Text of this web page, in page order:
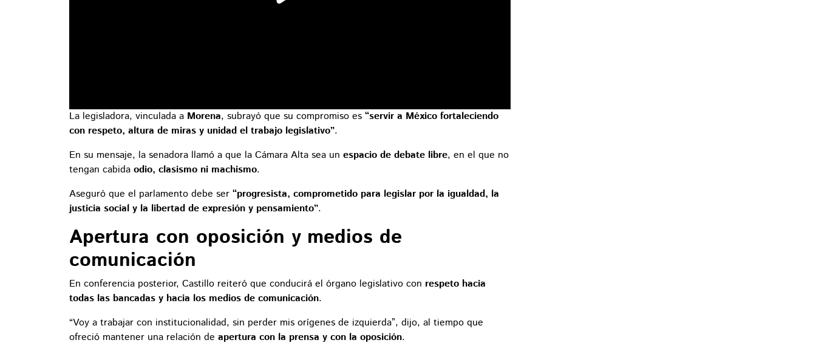
La legisladora, vinculada a Morena, subrayó que su compromiso es “servir a México fortaleciendo
con respeto, altura de miras y unidad el trabajo legislativo”.
En su mensaje, la senadora llamó a que la Cámara Alta sea un espacio de debate libre, en el que no
tengan cabida odio, clasismo ni machismo.
Aseguró que el parlamento debe ser “progresista, comprometido para legislar por la igualdad, la
justicia social y la libertad de expresión y pensamiento”.
Apertura con oposición y medios de
comunicación
En conferencia posterior, Castillo reiteró que conducirá el órgano legislativo con respeto hacia
todas las bancadas y hacia los medios de comunicación.
“Voy a trabajar con institucionalidad, sin perder mis orígenes de izquierda”, dijo, al tiempo que
ofreció mantener una relación de apertura con la prensa y con la oposición.